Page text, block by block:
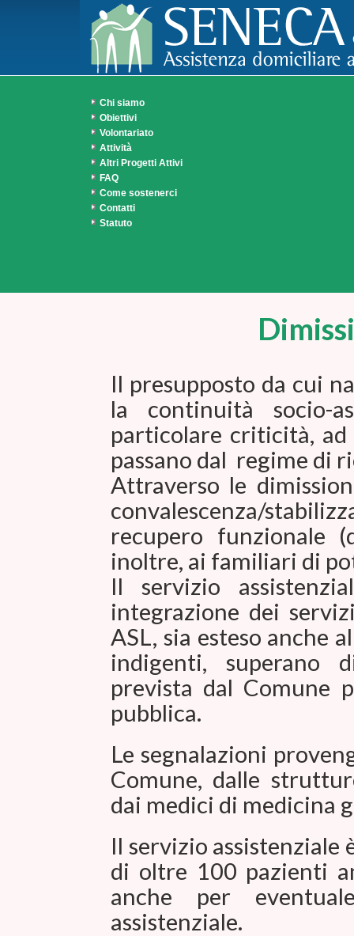
Chi siamo
Obiettivi
Volontariato
Attività
Altri Progetti Attivi
FAQ
Come sostenerci
Contatti
Statuto
Il presupposto da cui
la continuità socio-
particolare criticità,
passano dal regime di
Attraverso le
convalescenza/
recupero funzionale
inoltre, ai familiari di
Il servizio
integrazione dei
ASL, sia esteso anche
indigenti, superano
prevista dal Comune
pubblica.
Le segnalazioni
Comune, dalle
dai medici di medicina
Il servizio
di oltre 100 pazienti
anche per
assistenziale.